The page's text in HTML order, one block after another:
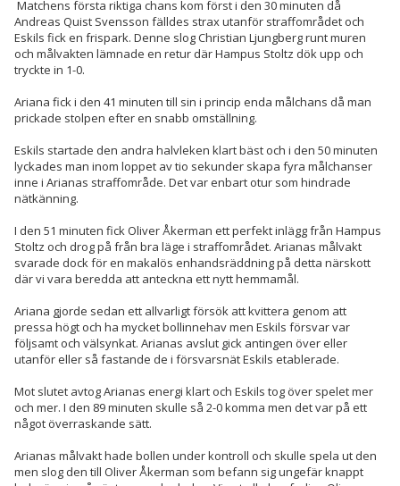
Matchens första riktiga chans kom först i den 30 minuten då
Andreas Quist Svensson fälldes strax utanför straffområdet och
Eskils fick en frispark. Denne slog Christian Ljungberg runt muren
och målvakten lämnade en retur där Hampus Stoltz dök upp och
tryckte in 1-0.
Ariana fick i den 41 minuten till sin i princip enda målchans då man
prickade stolpen efter en snabb omställning.
Eskils startade den andra halvleken klart bäst och i den 50 minuten
lyckades man inom loppet av tio sekunder skapa fyra målchanser
inne i Arianas straffområde. Det var enbart otur som hindrade
nätkänning.
I den 51 minuten fick Oliver Åkerman ett perfekt inlägg från Hampus
Stoltz och drog på från bra läge i straffområdet. Arianas målvakt
svarade dock för en makalös enhandsräddning på detta närskott
där vi vara beredda att anteckna ett nytt hemmamål.
Ariana gjorde sedan ett allvarligt försök att kvittera genom att
pressa högt och ha mycket bollinnehav men Eskils försvar var
följsamt och välsynkat. Arianas avslut gick antingen över eller
utanför eller så fastande de i försvarsnät Eskils etablerade.
Mot slutet avtog Arianas energi klart och Eskils tog över spelet mer
och mer. I den 89 minuten skulle så 2-0 komma men det var på ett
något överraskande sätt.
Arianas målvakt hade bollen under kontroll och skulle spela ut den
men slog den till Oliver Åkerman som befann sig ungefär knappt